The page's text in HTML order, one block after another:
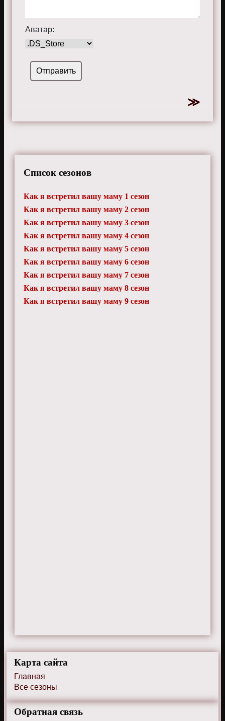
Аватар:
Список сезонов
Как я встретил вашу маму 1 сезон
Как я встретил вашу маму 2 сезон
Как я встретил вашу маму 3 сезон
Как я встретил вашу маму 4 сезон
Как я встретил вашу маму 5 сезон
Как я встретил вашу маму 6 сезон
Как я встретил вашу маму 7 сезон
Как я встретил вашу маму 8 сезон
Как я встретил вашу маму 9 сезон
Карта сайта
Главная
Все сезоны
Обратная связь